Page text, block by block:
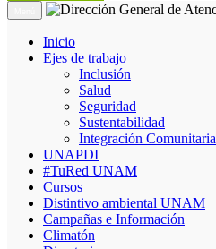
Inicio
Ejes de trabajo
Inclusión
Salud
Seguridad
Sustentabilidad
Integración Comunitaria
UNAPDI
#TuRed UNAM
Cursos
Distintivo ambiental UNAM
Campañas e Información
Climatón